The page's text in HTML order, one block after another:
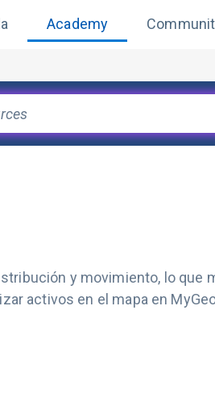
Academy
y movimiento, lo
activos en el mapa en